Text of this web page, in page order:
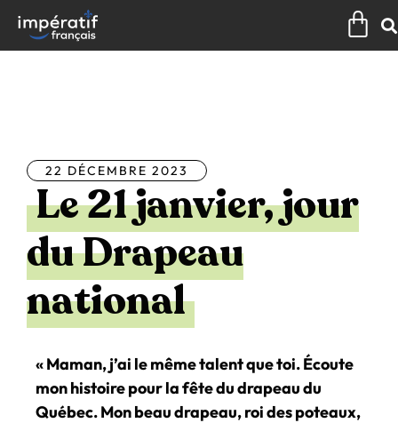
contenu
22 DÉCEMBRE 2023
Le 21 janvier, jour
du Drapeau
national
« Maman, j’ai le même talent que toi. Écoute
mon histoire pour la fête du drapeau du
Québec. Mon beau drapeau, roi des poteaux,